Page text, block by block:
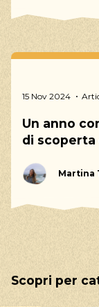
15 Nov 2024
Un anno
di
Martina
Scopri per